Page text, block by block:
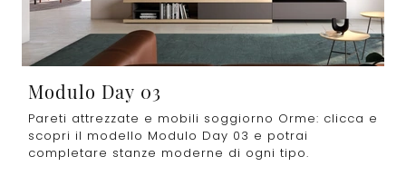
Modulo Day 03
Pareti attrezzate e mobili soggiorno Orme: clicca e
scopri il modello Modulo Day 03 e potrai
completare stanze moderne di ogni tipo.